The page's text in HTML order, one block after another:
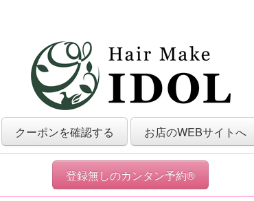
クーポンを確認する お店のWEBサイトへ
登録無しのカンタン予約®